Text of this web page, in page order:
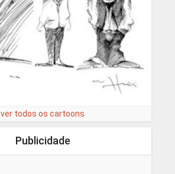
ver todos os cartoons
Publicidade